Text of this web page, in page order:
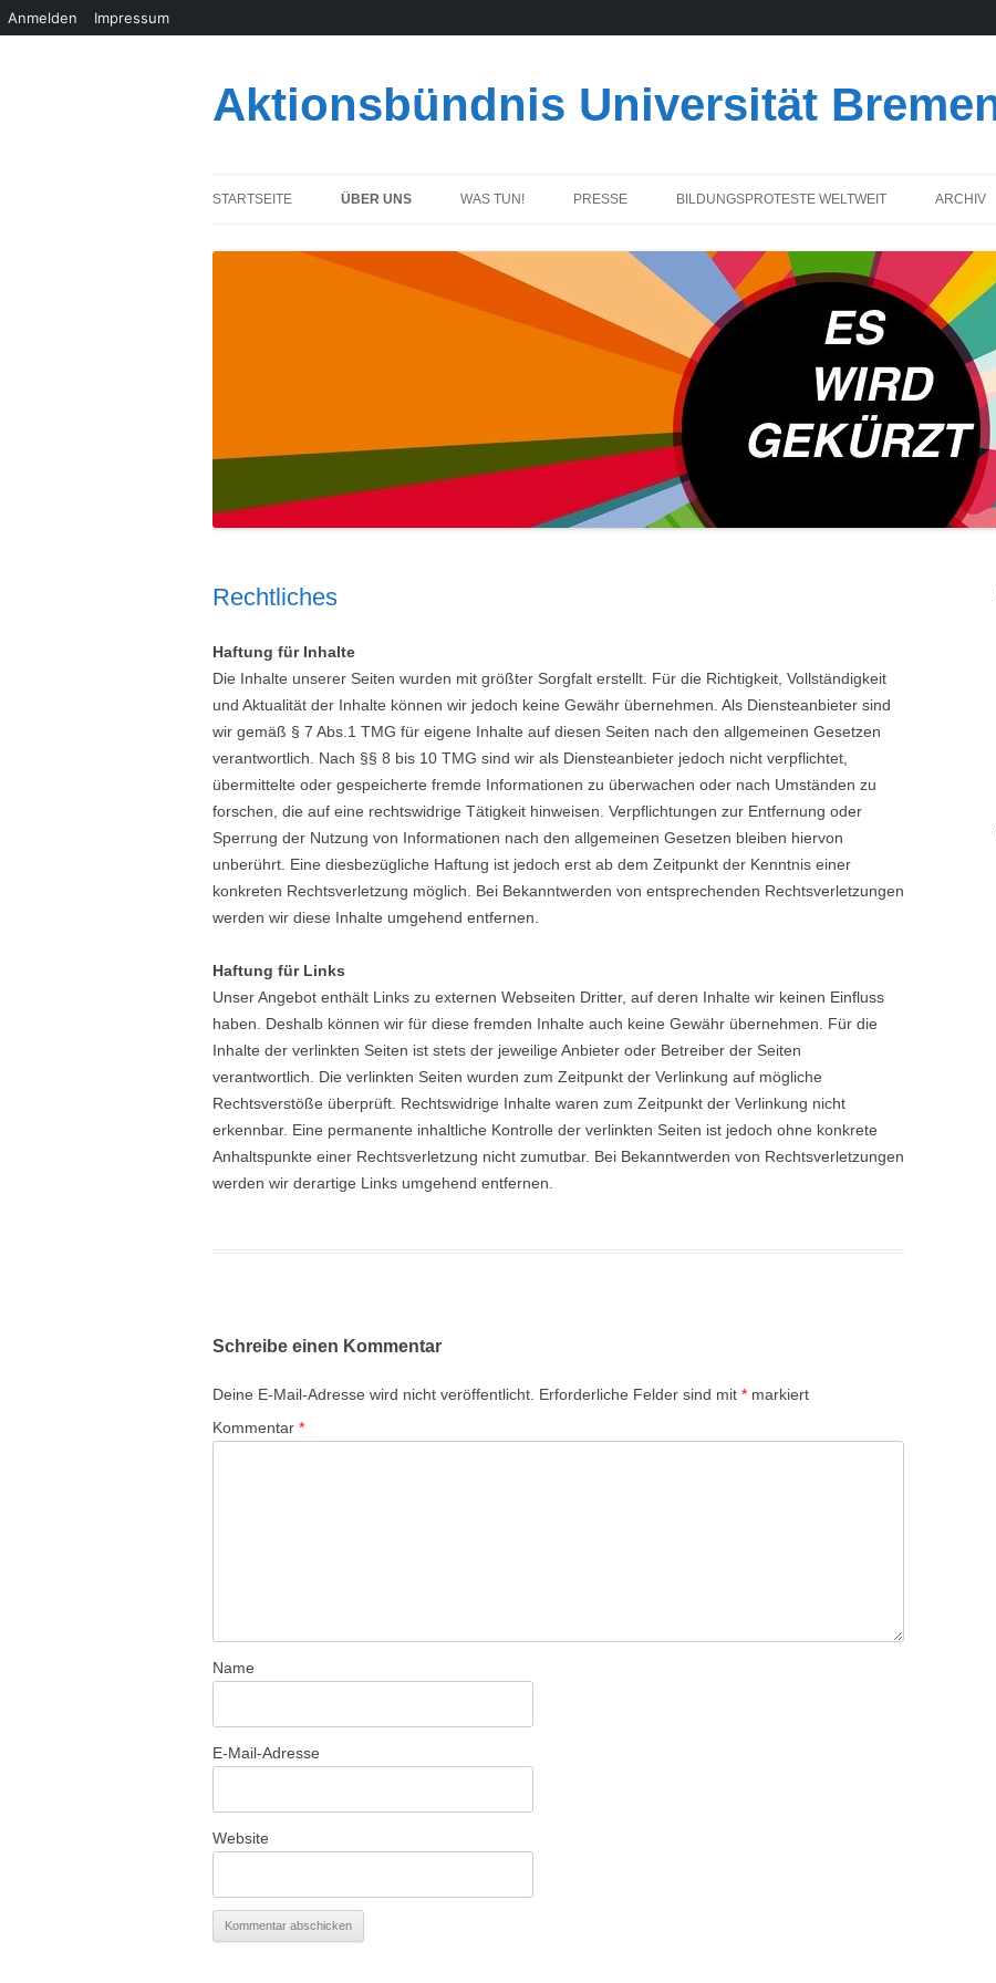
Anmelden Impressum
Aktionsbündnis Universität
STARTSEITE ÜBER UNS
KONTAKT
WAS TUN! PRESSE BILDUNGSPROTESTE WELTWEIT ARCHIV
DEMOS
Rechtliches
Haftung für Inhalte
Die Inhalte unserer Seiten wurden mit größter Sorgfalt erstellt. Für die Richtigkeit, Vollständigkeit
und Aktualität der Inhalte können wir jedoch keine Gewähr übernehmen. Als Diensteanbieter sind
wir gemäß § 7 Abs.1 TMG für eigene Inhalte auf diesen Seiten nach den allgemeinen Gesetzen
verantwortlich. Nach §§ 8 bis 10 TMG sind wir als Diensteanbieter jedoch nicht verpflichtet,
übermittelte oder gespeicherte fremde Informationen zu überwachen oder nach Umständen zu
forschen, die auf eine rechtswidrige Tätigkeit hinweisen. Verpflichtungen zur Entfernung oder
Sperrung der Nutzung von Informationen nach den allgemeinen Gesetzen bleiben hiervon
unberührt. Eine diesbezügliche Haftung ist jedoch erst ab dem Zeitpunkt der Kenntnis einer
konkreten Rechtsverletzung möglich. Bei Bekanntwerden von entsprechenden Rechtsverletzungen
werden wir diese Inhalte umgehend entfernen.
Haftung für Links
Unser Angebot enthält Links zu externen Webseiten Dritter, auf deren Inhalte wir keinen Einfluss
haben. Deshalb können wir für diese fremden Inhalte auch keine Gewähr übernehmen. Für die
Inhalte der verlinkten Seiten ist stets der jeweilige Anbieter oder Betreiber der Seiten
verantwortlich. Die verlinkten Seiten wurden zum Zeitpunkt der Verlinkung auf mögliche
Rechtsverstöße überprüft. Rechtswidrige Inhalte waren zum Zeitpunkt der Verlinkung nicht
erkennbar. Eine permanente inhaltliche Kontrolle der verlinkten Seiten ist jedoch ohne konkrete
Anhaltspunkte einer Rechtsverletzung nicht zumutbar. Bei Bekanntwerden von Rechtsverletzungen
werden wir derartige Links umgehend entfernen.
Schreibe einen Kommentar
Deine E-Mail-Adresse wird nicht veröffentlicht. Erforderliche Felder sind mit * markiert
Kommentar *
Name
E-Mail-Adresse
Website